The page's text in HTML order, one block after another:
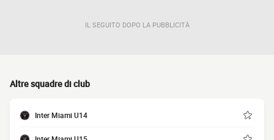
IL SEGUITO DOPO LA PUBBLICITÀ
Altre squadre di club
Inter Miami U14